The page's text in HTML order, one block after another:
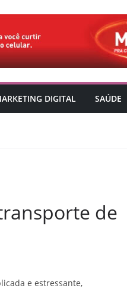
DIGITAL SAÚDE
de
e estressante,